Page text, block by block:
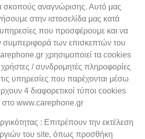
σκοπούς αναγνώρισης. Αυτό μας
στην ιστοσελίδα μας κατά
που προσφέρουμε και να
των επισκεπτών του
χρησιμοποιεί τα cookies
χρήστες / συνδρομητές πληροφορίες
τις υπηρεσίες που παρέχονται μέσω
4 διαφορετικοί τύποι cookies
στο www.carephone.gr
: Επιτρέπουν την εκτέλεση
του site, όπως προσθήκη